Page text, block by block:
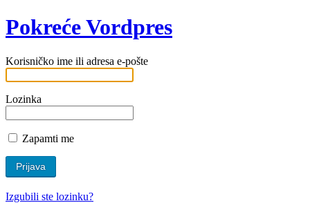
Pokreće Vordpres
Korisničko ime ili adresa e-pošte
Lozinka
Zapamti me
Izgubili ste lozinku?